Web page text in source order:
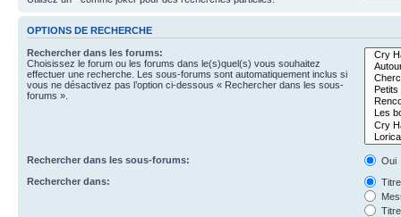
OPTIONS DE RECHERCHE
Rechercher dans les forums:
Choisissez le forum ou les forums dans le(s)quel(s) vous souhaitez
effectuer une recherche. Les sous-forums sont automatiquement inclus si
vous ne désactivez pas l’option ci-dessous « Rechercher dans les sous-
forums ».
Rechercher dans les sous-forums:
Oui
Rechercher dans: